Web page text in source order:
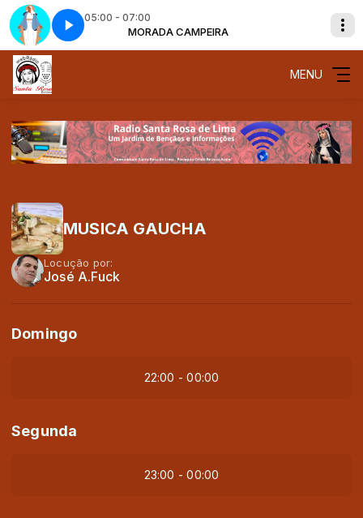
05:00 - 07:00
MORADA CAMPEIRA
Ave-Maria - Completo
- EVANGELHO DO DIA -
MENU
MUSICA GAUCHA
Locução por:
José A.Fuck
Domingo
22:00 - 00:00
Segunda
23:00 - 00:00